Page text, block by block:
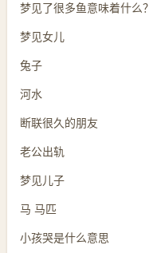
梦见了很多鱼意味着什么？
梦见女儿
兔子
河水
断联很久的朋友
老公出轨
梦见儿子
马 马匹
小孩哭是什么意思